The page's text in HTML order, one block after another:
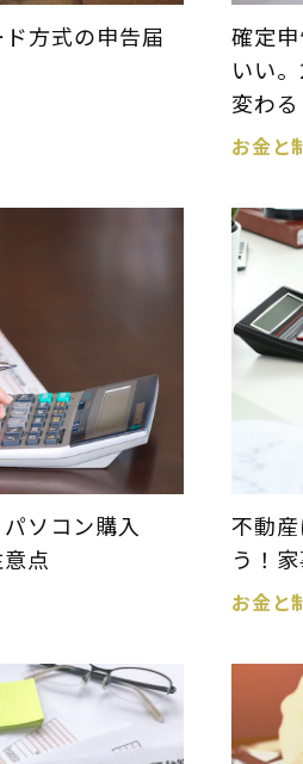
方式の申告届
確定
いい
変わる
お金と
ソコン購入
点
不動
う！
お金と